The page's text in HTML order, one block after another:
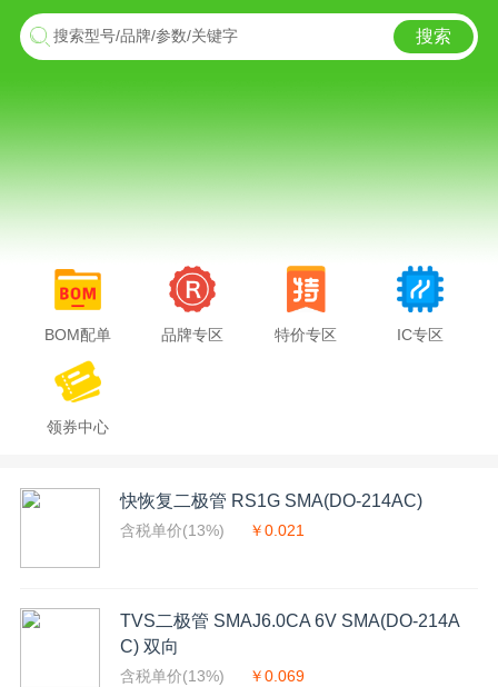
搜索型号/品牌/参数/关键字 搜索
BOM配单 品牌专区 特价专区 IC专区
领券中心
快恢复二极管 RS1G SMA(DO-214AC)
含税单价(13%) ￥0.021
TVS二极管 SMAJ6.0CA 6V SMA(DO-214A
C) 双向
含税单价(13%) ￥0.069